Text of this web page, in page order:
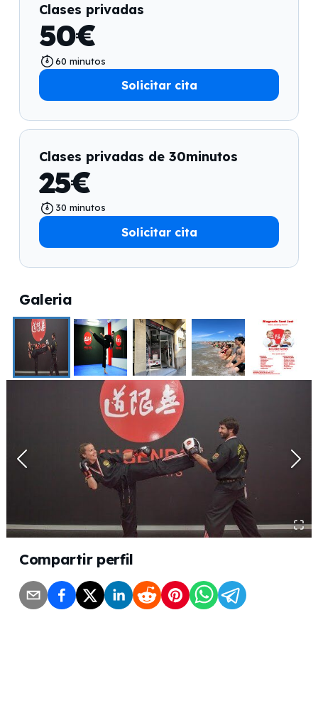
Clases privadas
50€
60 minutos
Solicitar cita
Clases privadas de 30minutos
25€
30 minutos
Solicitar cita
Galeria
Compartir perfil